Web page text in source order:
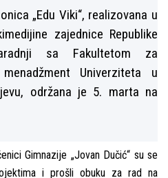
„Edu Viki“, realizovana u
zajednice Republike
sa Fakultetom za
Univerziteta u
održana je 5. marta na
Gimnazije „Jovan Dučić“ su se
i prošli obuku za rad na